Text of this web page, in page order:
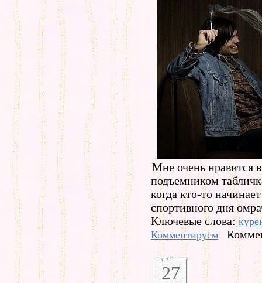
Мне очень нравится
подъемником
когда кто-то
спортивного дня
Ключевые слова:
Комментируем
27